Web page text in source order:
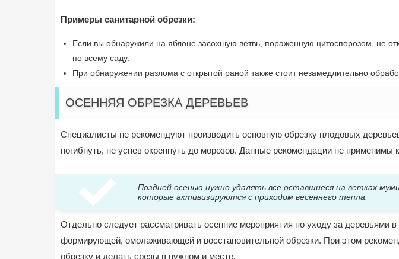
Примеры санитарной обрезки:
Если вы обнаружили на яблоне засохшую ветвь, пораженную цитоспорозом, не
по всему саду.
При обнаружении разлома с открытой раной также стоит незамедлительно
ОСЕННЯЯ ОБРЕЗКА ДЕРЕВЬЕВ
Специалисты не рекомендуют производить основную обрезку плодовых
погибнуть, не успев окрепнуть до морозов. Данные рекомендации не
Поздней осенью нужно удалять все оставшиеся на ветках
которые активизируются с приходом весеннего тепла.
Отдельно следует рассматривать осенние мероприятия по уходу за
формирующей, омолаживающей и восстановительной обрезки. При этом
обрезку и делать срезы в нужном и месте.